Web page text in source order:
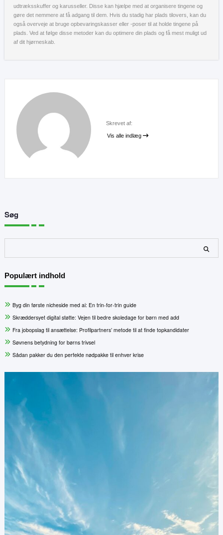
udtræksskuffer og karusseller. Disse kan hjælpe med at organisere tingene og
gøre det nemmere at få adgang til dem. Hvis du stadig har plads tilovers, kan du
også overveje at bruge opbevaringskasser eller -poser til at holde tingene på
plads. Ved at følge disse metoder kan du optimere din plads og få mest muligt ud
af dit hjørneskab.
Skrevet af:
Vis alle indlæg
Søg
Populært indhold
Byg din første nicheside med ai: En trin-for-trin guide
Skræddersyet digital støtte: Vejen til bedre skoledage for børn med add
Fra jobopslag til ansættelse: Profilpartners’ metode til at finde topkandidater
Søvnens betydning for børns trivsel
Sådan pakker du den perfekte nødpakke til enhver krise